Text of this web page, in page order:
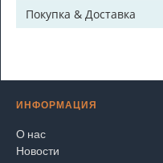
Покупка & Доставка
ИНФОРМАЦИЯ
О нас
Новости